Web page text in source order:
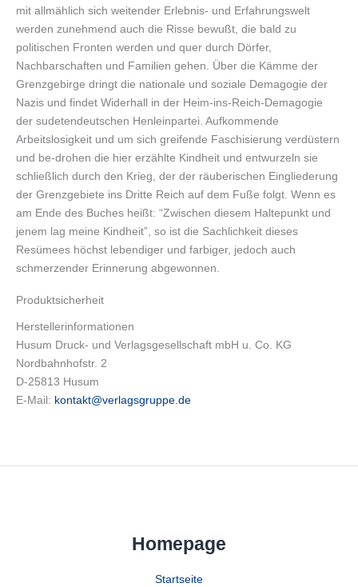
mit allmählich sich weitender Erlebnis- und Erfahrungswelt
werden zunehmend auch die Risse bewußt, die bald zu
politischen Fronten werden und quer durch Dörfer,
Nachbarschaften und Familien gehen. Über die Kämme der
Grenzgebirge dringt die nationale und soziale Demagogie der
Nazis und findet Widerhall in der Heim-ins-Reich-Demagogie
der sudetendeutschen Henleinpartei. Aufkommende
Arbeitslosigkeit und um sich greifende Faschisierung verdüstern
und be-drohen die hier erzählte Kindheit und entwurzeln sie
schließlich durch den Krieg, der der räuberischen Eingliederung
der Grenzgebiete ins Dritte Reich auf dem Fuße folgt. Wenn es
am Ende des Buches heißt: “Zwischen diesem Haltepunkt und
jenem lag meine Kindheit”, so ist die Sachlichkeit dieses
Resümees höchst lebendiger und farbiger, jedoch auch
schmerzender Erinnerung abgewonnen.
Produktsicherheit
Herstellerinformationen
Husum Druck- und Verlagsgesellschaft mbH u. Co. KG
Nordbahnhofstr. 2
D-25813 Husum
E-Mail: kontakt@verlagsgruppe.de
Homepage
Startseite